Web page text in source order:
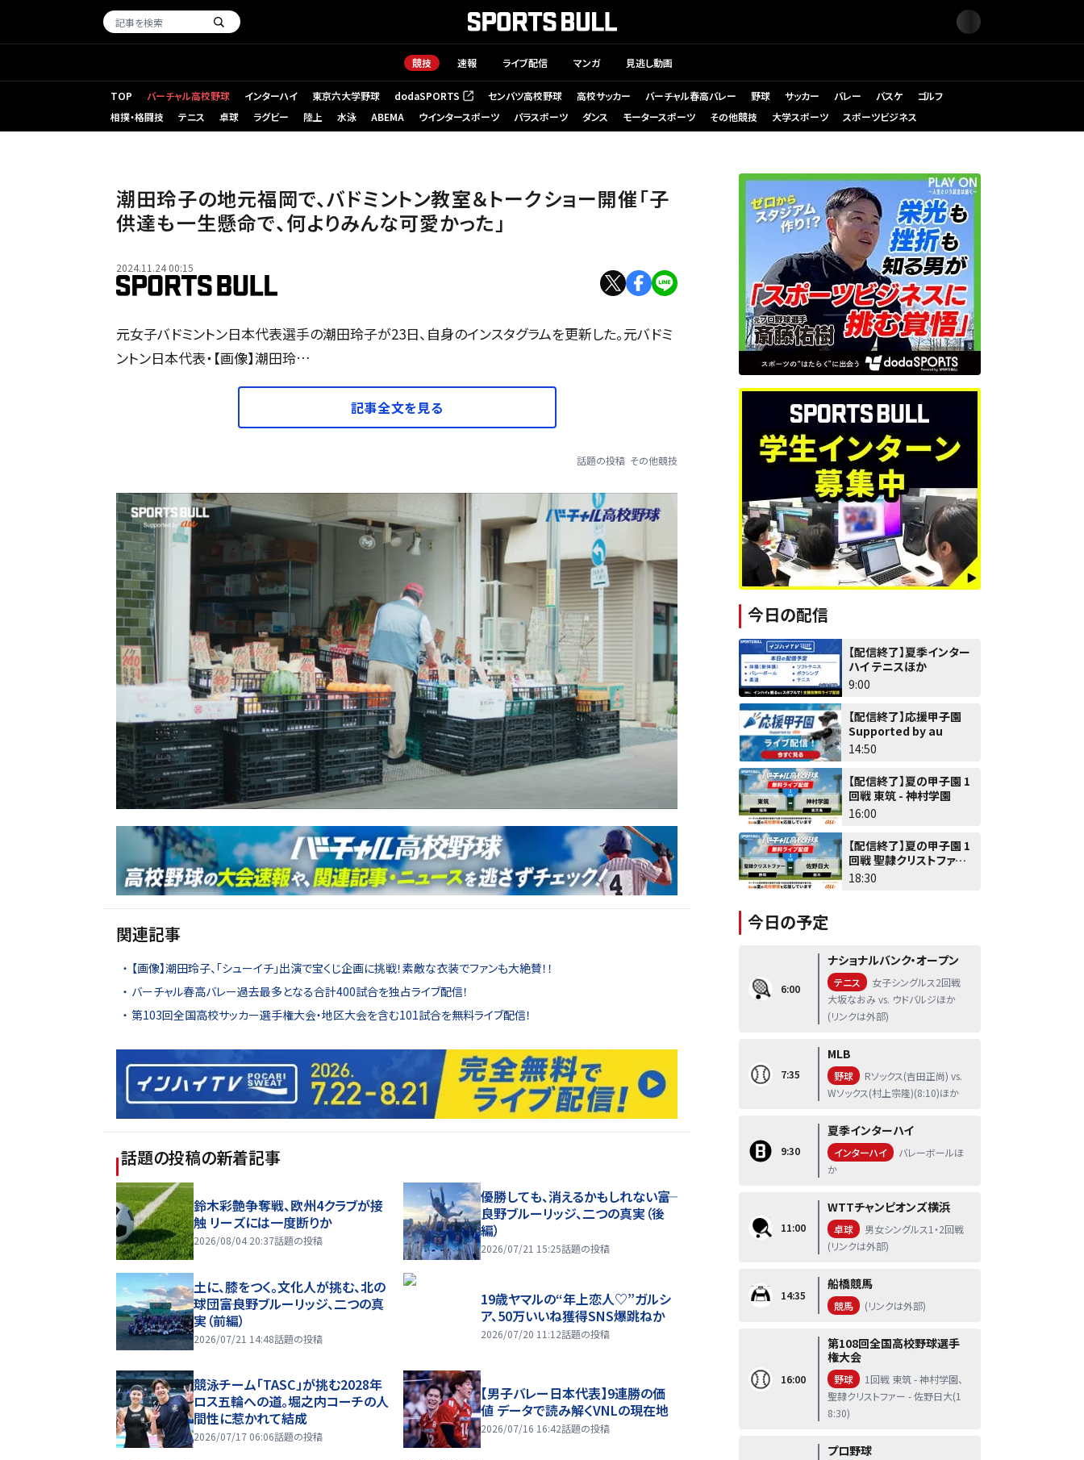
競技 速報 ライブ配信 マンガ 見逃し動画
TOP バーチャル高校野球 インターハイ 東京六大学野球 dodaSPORTS
（新しいタブで開く） センバツ高校野球 高校サッカー バーチャル春高バレー 野球 サッカー バレー バスケ
ゴルフ
相撲・格闘技
テニス 卓球 ラグビー 陸上 水泳 ABEMA ウインタースポーツ パラスポーツ ダンス モータースポーツ その他競技 大学スポーツ スポーツビジネス
潮田玲子の地元福岡で、バドミントン教室＆トークショー開催「子
供達も一生懸命で、何よりみんな可愛かった」
2024.11.24 00:15
元女子バドミントン日本代表選手の潮田玲子が23日、自身のインスタグラムを更新した。元バドミ
ントン日本代表・【画像】潮田玲…
記事全文を見る
話題の投稿 その他競技
関連記事
【画像】潮田玲子、「シューイチ」出演で宝くじ企画に挑戦！素敵な衣装でファンも大絶賛！！
バーチャル春高バレー過去最多となる合計400試合を独占ライブ配信！
第103回全国高校サッカー選手権大会・地区大会を含む101試合を無料ライブ配信！
話題の投稿の新着記事
鈴木彩艶争奪戦、欧州4クラブが接
触 リーズには一度断りか
2026/08/04 20:37話題の投稿
優勝しても、消えるかもしれない――富
良野ブルーリッジ、二つの真実（後
編）
2026/07/21 15:25話題の投稿
土に、膝をつく。文化人が挑む、北の
球団――富良野ブルーリッジ、二つの真
実（前編）
2026/07/21 14:48話題の投稿
19歳ヤマルの“年上恋人♡”ガルシ
ア、50万いいね獲得SNS爆跳ねか
2026/07/20 11:12話題の投稿
競泳チーム「TASC」が挑む2028年
ロス五輪への道。堀之内コーチの人
間性に惹かれて結成
2026/07/17 06:06話題の投稿
【男子バレー日本代表】9連勝の価
値 データで読み解くVNLの現在地
2026/07/16 16:42話題の投稿
今日の配信
【配信終了】夏季インター
ハイ テニスほか
9:00
【配信終了】応援甲子園
Supported by au
14:50
【配信終了】夏の甲子園 1
回戦 東筑 - 神村学園
16:00
【配信終了】夏の甲子園 1
回戦 聖隷クリストファー -
佐野日大
18:30
今日の予定
6:00
ナショナルバンク・オープン
テニス
女子シングルス2回戦
大坂なおみ vs. ウドバルジほか
(リンクは外部)
7:35
MLB
野球
Rソックス(吉田正尚) vs.
Wソックス(村上宗隆)(8:10)ほか
9:30
夏季インターハイ
インターハイ
バレーボールほ
か
11:00
WTTチャンピオンズ横浜
卓球
男女シングルス1・2回戦
(リンクは外部)
14:35
船橋競馬
競馬 (リンクは外部)
16:00
第108回全国高校野球選手
権大会
野球
1回戦 東筑 - 神村学園、
聖隷クリストファー - 佐野日大(1
8:30)
プロ野球